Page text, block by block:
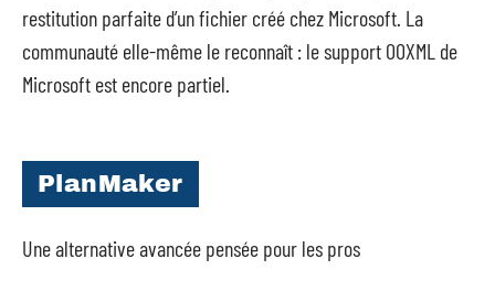
restitution parfaite d’un fichier créé chez Microsoft. La
communauté elle-même le reconnaît : le support OOXML de
Microsoft est encore partiel.
PlanMaker
Une alternative avancée pensée pour les pros